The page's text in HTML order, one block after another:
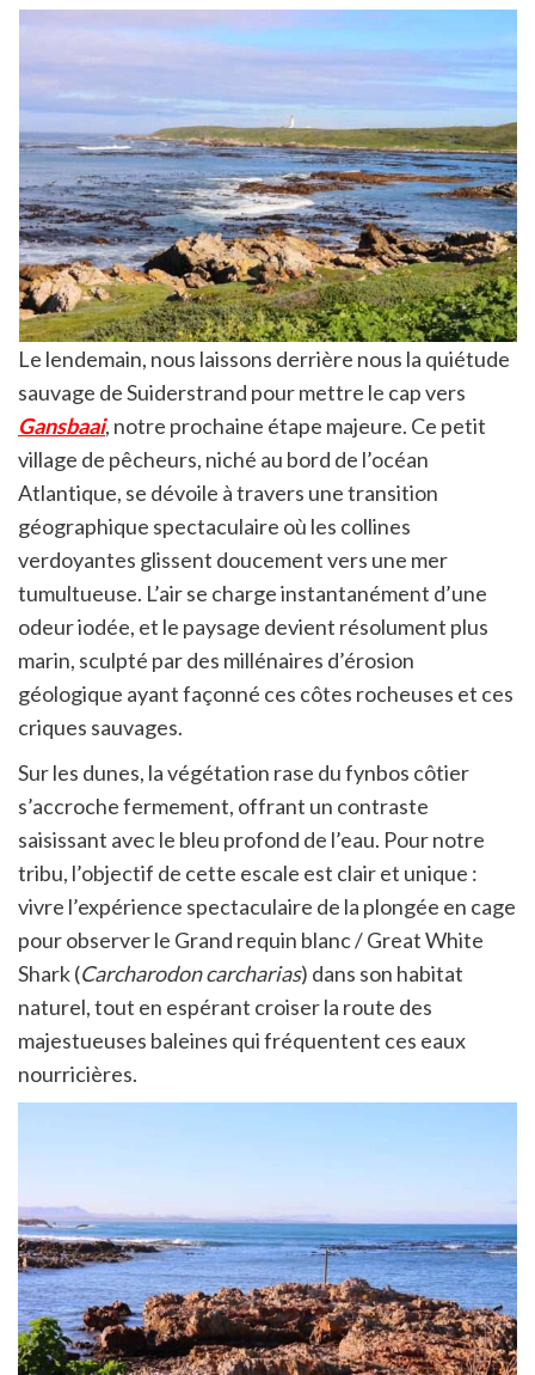
Le lendemain, nous laissons derrière nous la quiétude
sauvage de Suiderstrand pour mettre le cap vers
Gansbaai, notre prochaine étape majeure. Ce petit
village de pêcheurs, niché au bord de l’océan
Atlantique, se dévoile à travers une transition
géographique spectaculaire où les collines
verdoyantes glissent doucement vers une mer
tumultueuse. L’air se charge instantanément d’une
odeur iodée, et le paysage devient résolument plus
marin, sculpté par des millénaires d’érosion
géologique ayant façonné ces côtes rocheuses et ces
criques sauvages.
Sur les dunes, la végétation rase du fynbos côtier
s’accroche fermement, offrant un contraste
saisissant avec le bleu profond de l’eau. Pour notre
tribu, l’objectif de cette escale est clair et unique :
vivre l’expérience spectaculaire de la plongée en cage
pour observer le Grand requin blanc / Great White
Shark (Carcharodon carcharias) dans son habitat
naturel, tout en espérant croiser la route des
majestueuses baleines qui fréquentent ces eaux
nourricières.